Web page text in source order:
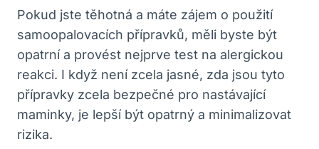
Pokud jste těhotná a máte zájem o použití
samoopalovacích přípravků, měli byste být
opatrní a provést nejprve test na alergickou
reakci. I když není zcela jasné, zda jsou tyto
přípravky zcela bezpečné pro nastávající
maminky, je lepší být opatrný a minimalizovat
rizika.